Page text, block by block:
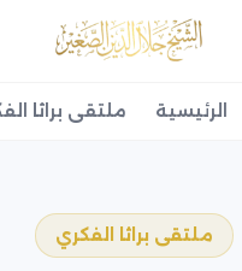
الرئيسية ملتقى براثا
ملتقى براثا الفكري